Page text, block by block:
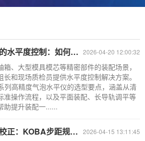
2026-04-20 12:00:32
使用高精度气泡水平仪确保部件一致性？
、大型模具模芯等精密部件的装配场景，
和现场质检员提供水平度控制解决方案。
列高精度气泡水平仪的选型要点，涵盖从清
准操作流程，以及平面装配、长导轨调平等
助提升装配一......
2026-04-15 13:11:45
在航空航天部件检测中的应用指南